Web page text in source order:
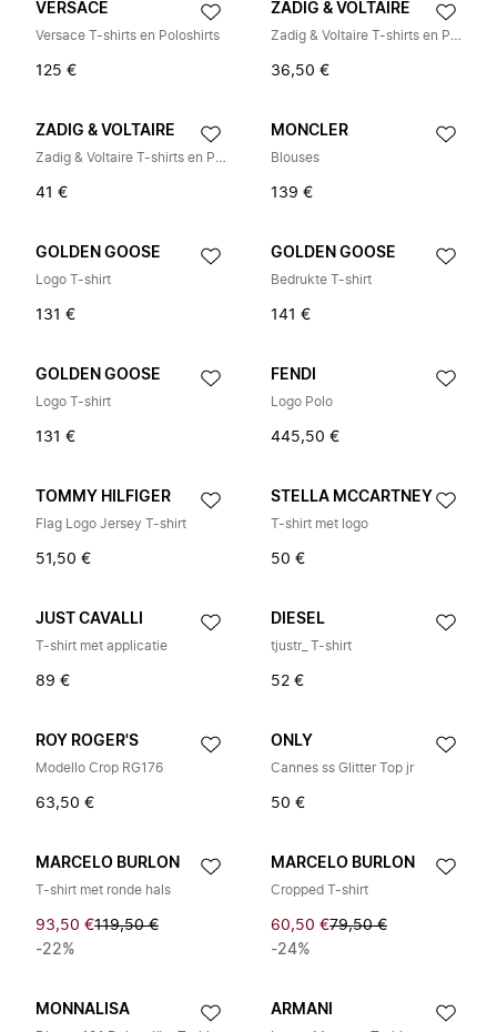
VERSACE
Versace T-shirts en Poloshirts
125 €
ZADIG & VOLTAIRE
Zadig & Voltaire T-shirts en Poloshirts
36,50 €
ZADIG & VOLTAIRE
Zadig & Voltaire T-shirts en Poloshirts
41 €
MONCLER
Blouses
139 €
GOLDEN GOOSE
Logo T-shirt
131 €
GOLDEN GOOSE
Bedrukte T-shirt
141 €
GOLDEN GOOSE
Logo T-shirt
131 €
FENDI
Logo Polo
445,50 €
TOMMY HILFIGER
Flag Logo Jersey T-shirt
51,50 €
STELLA MCCARTNEY
T-shirt met logo
50 €
JUST CAVALLI
T-shirt met applicatie
89 €
DIESEL
tjustr_ T-shirt
52 €
ROY ROGER'S
Modello Crop RG176
63,50 €
ONLY
Cannes ss Glitter Top jr
50 €
MARCELO BURLON
T-shirt met ronde hals
93,50 €119,50 €
-22%
MARCELO BURLON
Cropped T-shirt
60,50 €79,50 €
-24%
MONNALISA ARMANI